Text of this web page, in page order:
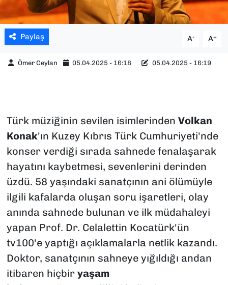
Paylaş A- A+
Ömer Ceylan 05.04.2025 - 16:18 05.04.2025 - 16:19
Türk müziğinin sevilen isimlerinden Volkan
Konak'ın Kuzey Kıbrıs Türk Cumhuriyeti'nde
konser verdiği sırada sahnede fenalaşarak
hayatını kaybetmesi, sevenlerini derinden
üzdü. 58 yaşındaki sanatçının ani ölümüyle
ilgili kafalarda oluşan soru işaretleri, olay
anında sahnede bulunan ve ilk müdahaleyi
yapan Prof. Dr. Celalettin Kocatürk'ün
tv100'e yaptığı açıklamalarla netlik kazandı.
Doktor, sanatçının sahneye yığıldığı andan
itibaren hiçbir yaşam